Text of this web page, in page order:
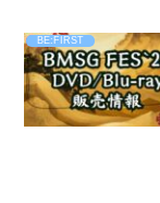
BE:FIRST